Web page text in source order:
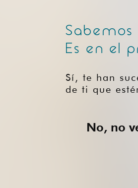
Es en el
Sí, te han
de ti que
No, no